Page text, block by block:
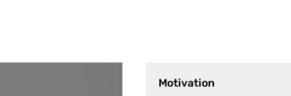
Motivation